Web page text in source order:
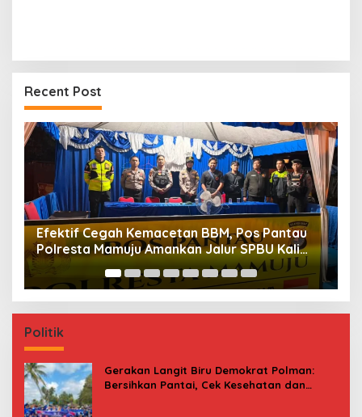
Recent Post
Maksimalkan Gizi Anak, SPPG Rangas Sajikan
Menu Daging Sapi untuk 2.798 Penerima
Politik
Gerakan Langit Biru Demokrat Polman:
Bersihkan Pantai, Cek Kesehatan dan